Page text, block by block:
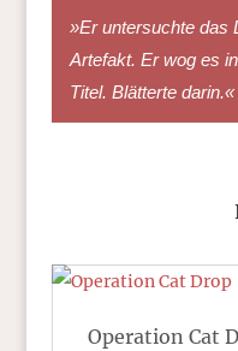
»Er untersuchte das
Artefakt. Er wog es
Titel. Blätterte darin.«
Operation Cat